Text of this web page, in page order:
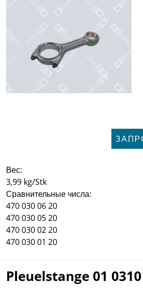
Вес:
3,99 kg/Stk
Сравнительные числа:
470 030 06 20
470 030 05 20
470 030 02 20
470 030 01 20
Pleuelstange 01